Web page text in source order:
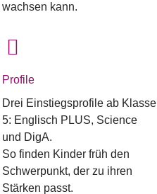
wachsen kann.
Profile
Drei Einstiegsprofile ab Klasse
5: Englisch PLUS, Science
und DigA.
So finden Kinder früh den
Schwerpunkt, der zu ihren
Stärken passt.